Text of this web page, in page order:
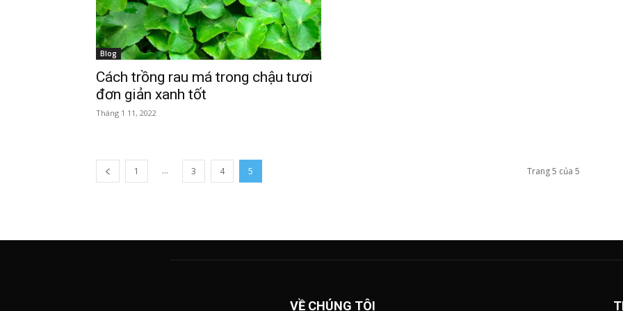
Blog
Cách trồng rau má trong chậu tươi
đơn giản xanh tốt
Tháng 1 11, 2022
1 ... 3 4 5 Trang 5 của 5
VỀ CHÚNG TÔI